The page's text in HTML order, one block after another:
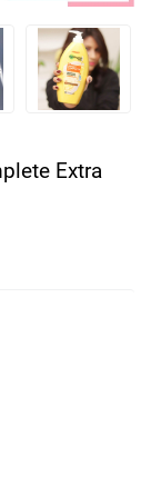
Extra